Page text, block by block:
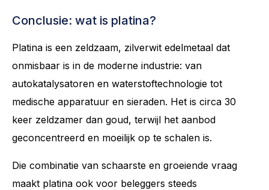
Conclusie: wat is platina?
Platina is een zeldzaam, zilverwit edelmetaal dat
onmisbaar is in de moderne industrie: van
autokatalysatoren en waterstoftechnologie tot
medische apparatuur en sieraden. Het is circa 30
keer zeldzamer dan goud, terwijl het aanbod
geconcentreerd en moeilijk op te schalen is.
Die combinatie van schaarste en groeiende vraag
maakt platina ook voor beleggers steeds